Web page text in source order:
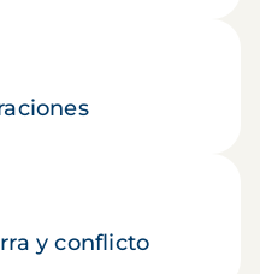
y conflicto